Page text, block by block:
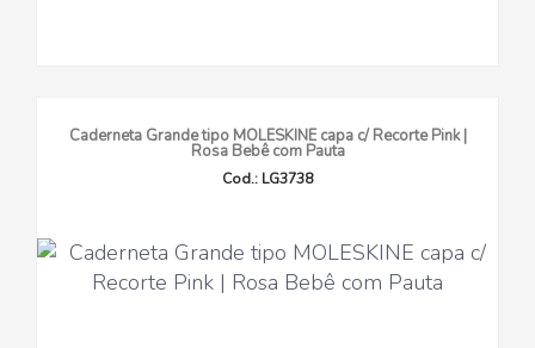
Caderneta Grande tipo MOLESKINE capa c/ Recorte Pink |
Rosa Bebê com Pauta
Cod.: LG3738